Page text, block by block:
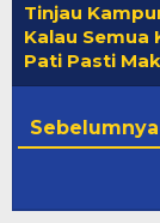
Tinjau
Kalau
Pati Pasti
Sebelumnya